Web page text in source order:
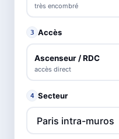
très encombré
3 Accès
Ascenseur / RDC
accès direct
4 Secteur